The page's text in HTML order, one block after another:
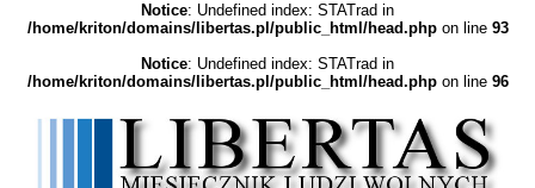
Notice: Undefined index: STATrad in
/home/kriton/domains/libertas.pl/public_html/head.phpon line 93
Notice: Undefined index: STATrad in
/home/kriton/domains/libertas.pl/public_html/head.phpon line 96